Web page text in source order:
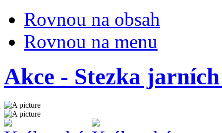
Rovnou na obsah
Rovnou na menu
Akce - Stezka